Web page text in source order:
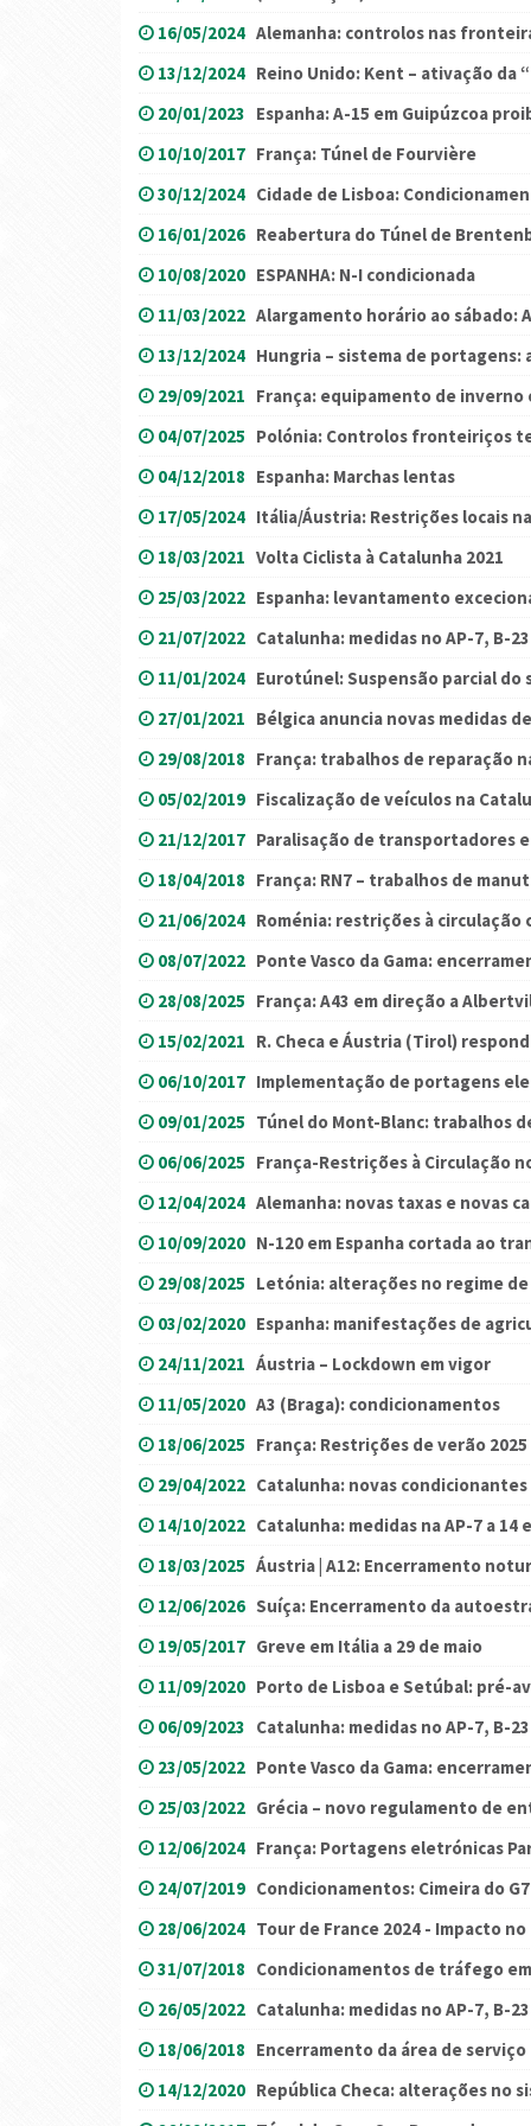
16/05/2024 Alemanha: controlos nas
13/12/2024 Reino Unido: Kent – ativação da
20/01/2023 Espanha: A-15 em Guipúzcoa
10/10/2017 França: Túnel de Fourvière
30/12/2024 Cidade de Lisboa:
16/01/2026 Reabertura do Túnel de
10/08/2020 ESPANHA: N-I condicionada
11/03/2022 Alargamento horário ao sábado:
13/12/2024 Hungria – sistema de portagens:
29/09/2021 França: equipamento de
04/07/2025 Polónia: Controlos fronteiriços
04/12/2018 Espanha: Marchas lentas
17/05/2024 Itália/Áustria: Restrições locais
18/03/2021 Volta Ciclista à Catalunha 2021
25/03/2022 Espanha: levantamento
21/07/2022 Catalunha: medidas no AP-7, B-
11/01/2024 Eurotúnel: Suspensão parcial
27/01/2021 Bélgica anuncia novas medidas
29/08/2018 França: trabalhos de reparação
05/02/2019 Fiscalização de veículos na
21/12/2017 Paralisação de transportadores
18/04/2018 França: RN7 – trabalhos de
21/06/2024 Roménia: restrições à circulação
08/07/2022 Ponte Vasco da Gama:
28/08/2025 França: A43 em direção a
15/02/2021 R. Checa e Áustria (Tirol)
06/10/2017 Implementação de portagens
09/01/2025 Túnel do Mont-Blanc: trabalhos
06/06/2025 França-Restrições à Circulação
12/04/2024 Alemanha: novas taxas e novas
10/09/2020 N-120 em Espanha cortada ao
29/08/2025 Letónia: alterações no regime
03/02/2020 Espanha: manifestações de
24/11/2021 Áustria – Lockdown em vigor
11/05/2020 A3 (Braga): condicionamentos
18/06/2025 França: Restrições de verão 2025
29/04/2022 Catalunha: novas condicionantes
14/10/2022 Catalunha: medidas na AP-7 a 14
18/03/2025 Áustria | A12: Encerramento
12/06/2026 Suíça: Encerramento da
19/05/2017 Greve em Itália a 29 de maio
11/09/2020 Porto de Lisboa e Setúbal: pré-
06/09/2023 Catalunha: medidas no AP-7, B-
23/05/2022 Ponte Vasco da Gama:
25/03/2022 Grécia – novo regulamento de
12/06/2024 França: Portagens eletrónicas
24/07/2019 Condicionamentos: Cimeira do
28/06/2024 Tour de France 2024 - Impacto
31/07/2018 Condicionamentos de tráfego
26/05/2022 Catalunha: medidas no AP-7, B-
18/06/2018 Encerramento da área de serviço
14/12/2020 República Checa: alterações no